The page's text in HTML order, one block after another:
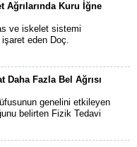
Ağrılarında Kuru İğne
ve iskelet sistemi
işaret eden Doç.
Daha Fazla Bel Ağrısı
genelini etkileyen
belirten Fizik Tedavi